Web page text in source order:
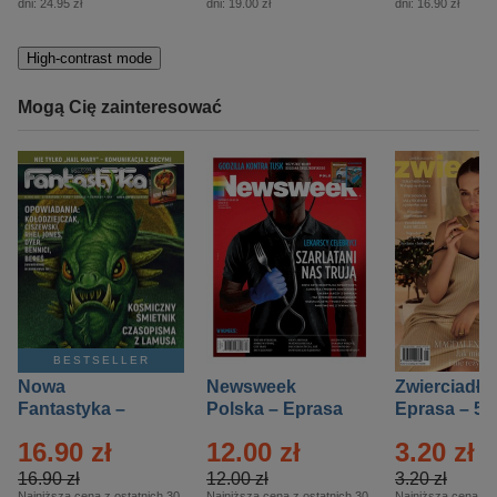
dni: 24.95 zł
dni: 19.00 zł
dni: 16.90 zł
High-contrast mode
Mogą Cię zainteresować
BESTSELLER
Nowa
Fantastyka –
16.90 zł
16.90 zł
Newsweek
Polska – Eprasa
12.00 zł
12.00 zł
Zwierciadło
Eprasa – 5/
3.20 zł
3.20 zł